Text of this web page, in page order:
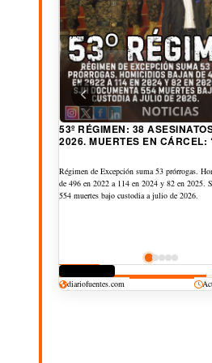
53º RÉGIMEN: 38
Régimen de Excepción suma 53 prórrogas.
de 496 en 2022 a 114 en 2024 y 82 en 2025.
CORRUPCIÓN
A $6.89 SUBE CANASTA
URBANA AL AÑO. PETRÓLEO
Canasta Básica Urbana sube de US$253.05 a
junio de 2025 y 2026, $6.89 más. Y la Rural
US$184.56 a US$189.56, $5.00 más. Pero
DERECHOS
CULTURA
JUDICIAL
DEPORTES
diariofuentes.com